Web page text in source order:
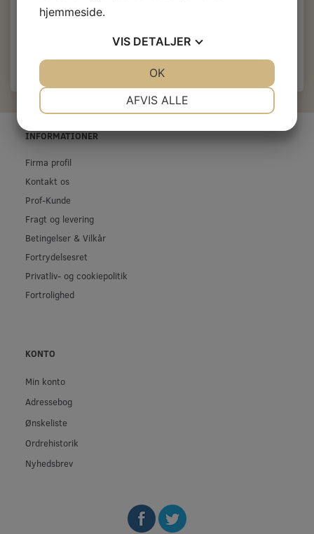
INFORMATIONER
Firma profil
Kontakt os
Prof-Kunde
Fragt og levering
Betingelser & Vilkår
Fortrydelsesret
Privatliv- og cookiepolitik
Fortrolighed
KONTO
Min konto
Adressebog
Ønskeliste
Ordrehistorik
Nyhedsbrev
hjemmeside.
VIS DETALJER
MARKETING
AFVIS ALLE
OK